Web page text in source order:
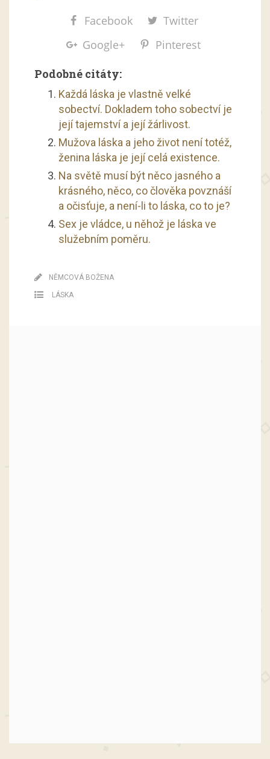
Facebook
Twitter
Google+
Pinterest
Podobné citáty:
Každá láska je vlastně velké
sobectví. Dokladem toho sobectví je
její tajemství a její žárlivost.
Mužova láska a jeho život není totéž,
ženina láska je její celá existence.
Na světě musí být něco jasného a
krásného, něco, co člověka povznáší
a očisťuje, a není-li to láska, co to je?
Sex je vládce, u něhož je láska ve
služebním poměru.
NĚMCOVÁ BOŽENA
LÁSKA